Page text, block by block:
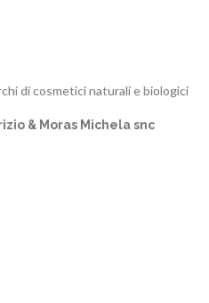
di cosmetici naturali e biologici
& Moras Michela snc